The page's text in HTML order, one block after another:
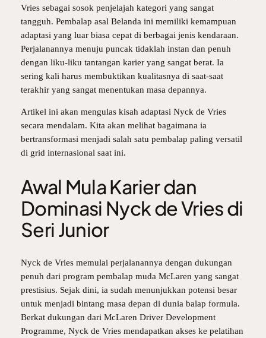
Vries sebagai sosok penjelajah kategori yang sangat
tangguh. Pembalap asal Belanda ini memiliki kemampuan
adaptasi yang luar biasa cepat di berbagai jenis kendaraan.
Perjalanannya menuju puncak tidaklah instan dan penuh
dengan liku-liku tantangan karier yang sangat berat. Ia
sering kali harus membuktikan kualitasnya di saat-saat
terakhir yang sangat menentukan masa depannya.
Artikel ini akan mengulas kisah adaptasi Nyck de Vries
secara mendalam. Kita akan melihat bagaimana ia
bertransformasi menjadi salah satu pembalap paling versatil
di grid internasional saat ini.
Awal Mula Karier dan
Dominasi Nyck de Vries di
Seri Junior
Nyck de Vries memulai perjalanannya dengan dukungan
penuh dari program pembalap muda McLaren yang sangat
prestisius. Sejak dini, ia sudah menunjukkan potensi besar
untuk menjadi bintang masa depan di dunia balap formula.
Berkat dukungan dari McLaren Driver Development
Programme, Nyck de Vriesmendapatkan akses ke pelatihan